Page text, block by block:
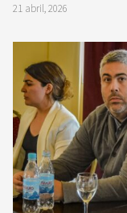
21 abril, 2026